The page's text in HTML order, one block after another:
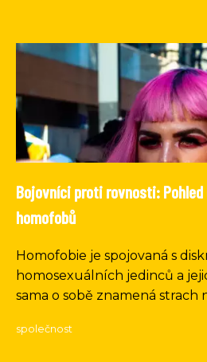
Bojovníci proti rovnosti:
homofobů
Homofobie je spojovaná s
homosexuálních jedinců a
sama o sobě znamená strach
společnost